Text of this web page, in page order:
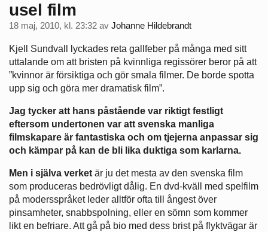
usel film
18 maj, 2010, kl. 23:32 av Johanne Hildebrandt
Kjell Sundvall lyckades reta gallfeber på många med sitt
uttalande om att bristen på kvinnliga regissörer beror på att
”kvinnor är försiktiga och gör smala filmer. De borde spotta
upp sig och göra mer dramatisk film”.
Jag tycker att hans påstående var riktigt festligt
eftersom undertonen var att svenska manliga
filmskapare är fantastiska och om tjejerna anpassar sig
och kämpar på kan de bli lika duktiga som karlarna.
Men i själva verket är ju det mesta av den svenska film
som produceras bedrövligt dålig. En dvd-kväll med spelfilm
på modersspråket leder alltför ofta till ångest över
pinsamheter, snabbspolning, eller en sömn som kommer
likt en befriare. Att gå på bio med dess brist på flyktvägar är